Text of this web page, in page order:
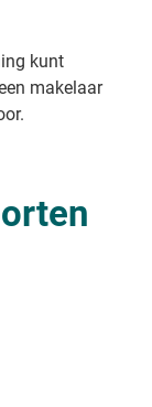
kunt
makelaar